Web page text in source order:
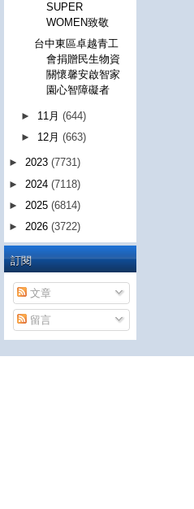
SUPER
WOMEN致敬
台中東區卓越青工
會捐贈民生物資
關懷馨安啟智家
園心智障礙者
► 11月(644)
► 12月(663)
► 2023 (7731)
► 2024 (7118)
► 2025 (6814)
► 2026 (3722)
訂閱
文章
留言